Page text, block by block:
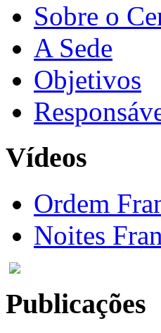
Sobre o
A Sede
Objetivos
Vídeos
Ordem
Noites
Publicações